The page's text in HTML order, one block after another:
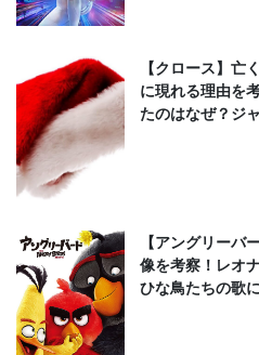
【クロース】亡
に現れる理由を
たのはなぜ？ジ
【アングリーバ
像を考察！レオ
ひな鳥たちの歌